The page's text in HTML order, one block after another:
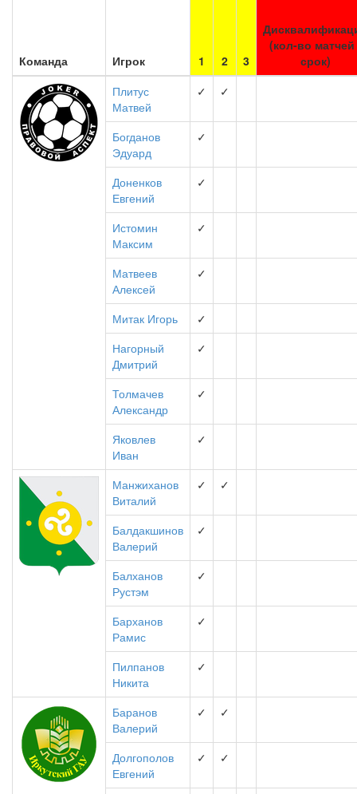
Команда Игрок 1 2 3
(кол-во матчей
срок)
Плитус
Матвей
✓ ✓
Богданов
Эдуард
✓
Доненков
Евгений
✓
Истомин
Максим
✓
Матвеев
Алексей
✓
Митак Игорь
✓
Нагорный
Дмитрий
✓
Толмачев
Александр
✓
Яковлев
Иван
✓
Манжиханов
Виталий
✓ ✓
Балдакшинов
Валерий
✓
Балханов
Рустэм
✓
Барханов
Рамис
✓
Пилпанов
Никита
✓
Баранов
Валерий
✓ ✓
Долгополов
Евгений
✓ ✓